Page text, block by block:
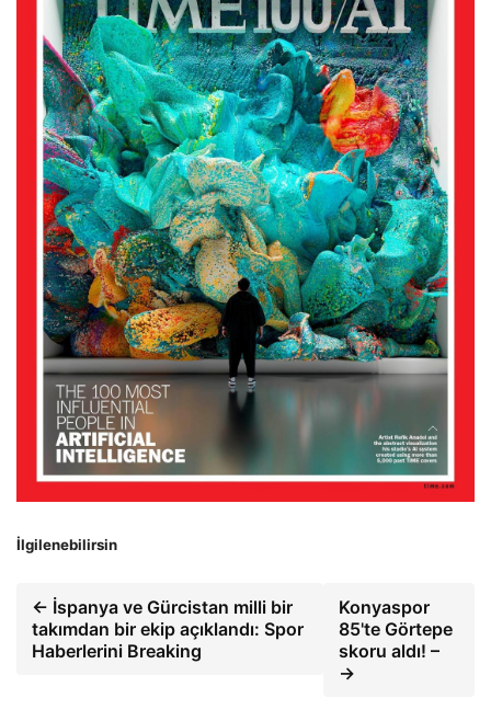
İlgilenebilirsin
← İspanya ve Gürcistan milli bir
takımdan bir ekip açıklandı: Spor
Haberlerini Breaking
Konyaspor
85'te Görtepe
skoru aldı! –
→